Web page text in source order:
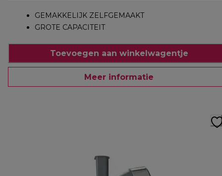
GEMAKKELIJK ZELFGEMAAKT
GROTE CAPACITEIT
Toevoegen aan winkelwagentje
Meer informatie